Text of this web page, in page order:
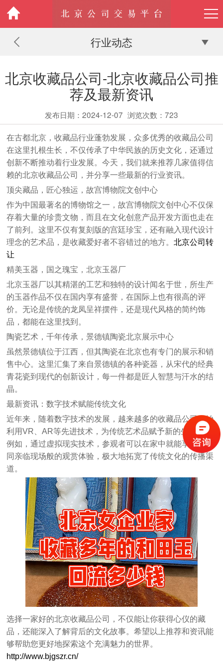
行业动态
北京收藏品公司-北京收藏品公司推
荐及最新资讯
发布日期：2024-12-07 浏览次数： 723
在古都北京，收藏品行业蓬勃发展，众多优秀的收藏品公司
在这里扎根生长，不仅传承了中华民族的历史文化，还通过
创新不断推动着行业发展。今天，我们就来推荐几家值得信
赖的北京收藏品公司，并分享一些最新的行业资讯。
顶尖藏品，匠心独运，故宫博物院文创中心
作为中国最著名的博物馆之一，故宫博物院文创中心不仅保
存着大量的珍贵文物，而且在文化创意产品开发方面也走在
了前列。这里不仅有复刻版的宫廷珍宝，还有融入现代设计
理念的艺术品，是收藏爱好者不容错过的地方。北京公司转
让
精美玉器，国之瑰宝，北京玉器厂
北京玉器厂以其精湛的工艺和独特的设计闻名于世，所生产
的玉器作品不仅在国内享有盛誉，在国际上也有很高的评
价。无论是传统的龙凤呈祥摆件，还是现代风格的简约饰
品，都能在这里找到。
陶瓷艺术，千年传承，景德镇陶瓷北京展示中心
虽然景德镇位于江西，但其陶瓷在北京也有专门的展示和销
售中心。这里汇集了来自景德镇的各种瓷器，从宋代的经典
青花瓷到现代的创新设计，每一件都是匠人智慧与汗水的结
晶。
最新资讯：数字技术赋能传统文化
近年来，随着数字技术的发展，越来越多的收藏品公司开始
利用VR、AR等先进技术，为传统艺术品赋予新的生命力。
例如，通过虚拟现实技术，参观者可以在家中就能享受到如
同亲临现场般的观赏体验，极大地拓宽了传统文化的传播渠
道。
选择一家好的北京收藏品公司，不仅能让你获得心仪的藏
品，还能深入了解背后的文化故事。希望以上推荐和资讯能
够帮助您更好地探索这个充满魅力的世界。
http://www.bjgszr.cn/